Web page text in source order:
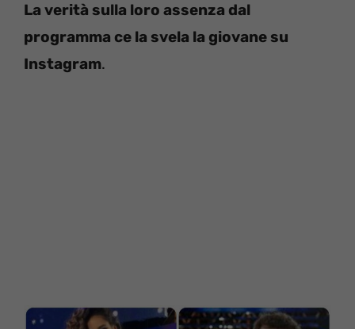
La verità sulla loro assenza dal
programma ce la svela la giovane su
Instagram.